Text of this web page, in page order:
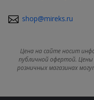
shop@mireks.ru
Цена на сайте носит
публичной офертой.
розничных магазинах